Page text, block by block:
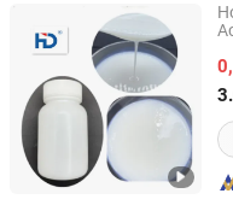
Xuzhou Huide New
Jiangsu, China